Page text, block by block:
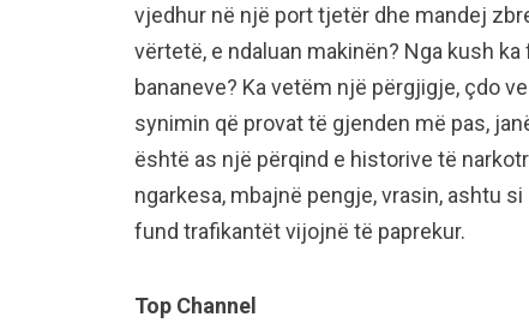
vjedhur në një port tjetër dhe mandej
vërtetë, e ndaluan makinën? Nga kush
bananeve? Ka vetëm një përgjigje, çdo
synimin që provat të gjenden më pas,
është as një përqind e historive të
ngarkesa, mbajnë pengje, vrasin, ashtu
fund trafikantët vijojnë të paprekur.
Top Channel